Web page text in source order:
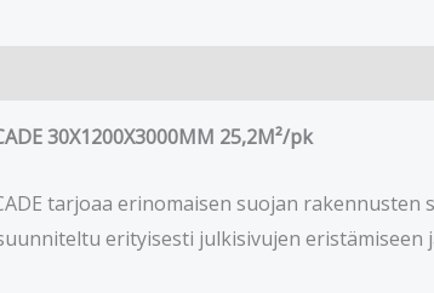
30X1200X3000MM 25,2M²/pk
tarjoaa erinomaisen suojan
erityisesti julkisivujen eristämiseen